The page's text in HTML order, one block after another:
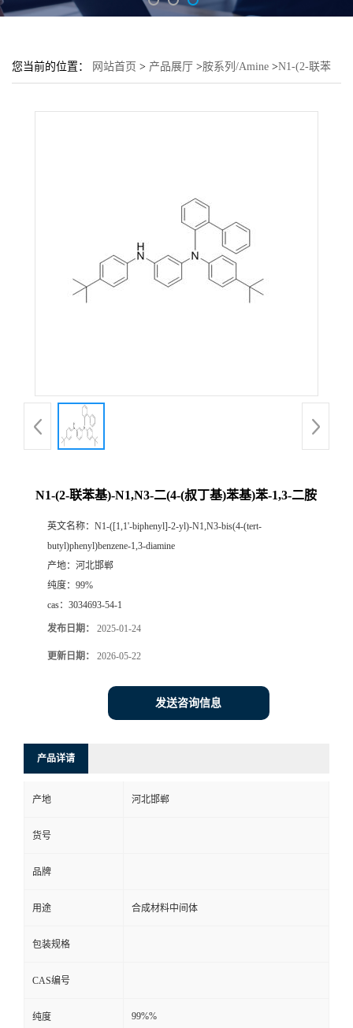
您当前的位置： 网站首页 > 产品展厅 >胺系列/Amine >N1-(2-联苯
N1-(2-联苯基)-N1,N3-二(4-(叔丁基)苯基)苯-1,3-二胺
英文名称： N1-([1,1'-biphenyl]-2-yl)-N1,N3-bis(4-(tert-
butyl)phenyl)benzene-1,3-diamine
产地： 河北邯郸
纯度： 99%
cas： 3034693-54-1
发布日期： 2025-01-24
更新日期： 2026-05-22
发送咨询信息
产品详请
产地 河北邯郸
货号
品牌
用途 合成材料中间体
包装规格
CAS编号
纯度 99%%